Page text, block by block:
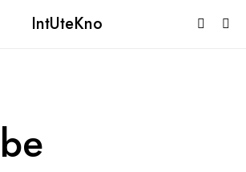
IntUteKno